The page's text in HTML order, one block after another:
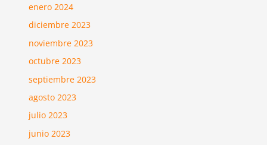
enero 2024
diciembre 2023
noviembre 2023
octubre 2023
septiembre 2023
agosto 2023
julio 2023
junio 2023